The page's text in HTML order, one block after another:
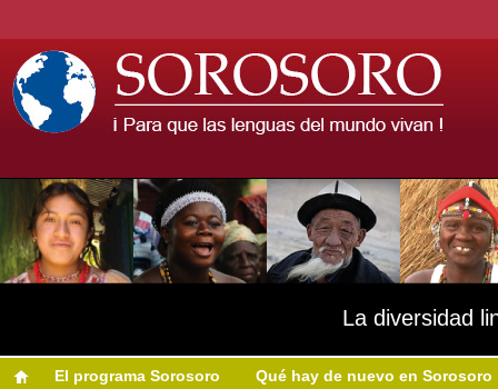
La diversidad
El programa Sorosoro Qué hay de nuevo en Sorosoro